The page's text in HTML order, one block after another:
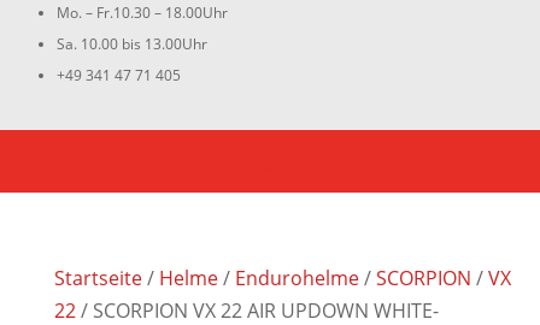
Mo. – Fr.10.30 – 18.00Uhr
Sa. 10.00 bis 13.00Uhr
+49 341 47 71 405
Startseite/ Helme/ Endurohelme/SCORPION /VX
22/ SCORPION VX 22 AIR UPDOWN WHITE-